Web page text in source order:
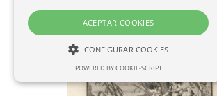
ACEPTAR COOKIES
CONFIGURAR COOKIES
NECESARIASPOWERED BY COOKIE-SCRIPT